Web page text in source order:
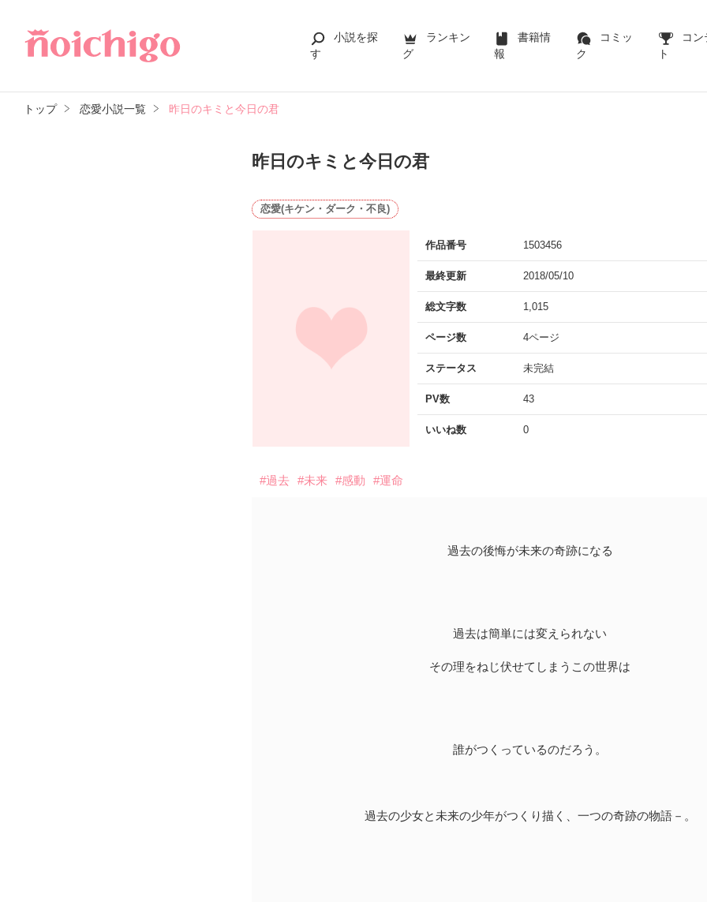
小説を探
す
ランキン
グ
書籍情
報
コミッ
ク
コン
ト
トップ 恋愛小説一覧 昨日のキミと今日の君
昨日のキミと今日の君
恋愛(キケン・ダーク・不良)
作品番号 1503456
最終更新 2018/05/10
総文字数 1,015
ページ数 4ページ
ステータス 未完結
PV数 43
いいね数 0
#過去 #未来 #感動 #運命
過去の後悔が未来の奇跡になる
過去は簡単には変えられない
その理をねじ伏せてしまうこの世界は
誰がつくっているのだろう。
過去の少女と未来の少年がつくり描く、一つの奇跡の物語－。